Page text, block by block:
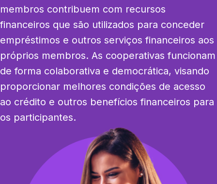
membros contribuem com recursos
financeiros que são utilizados para conceder
empréstimos e outros serviços financeiros aos
próprios membros. As cooperativas funcionam
de forma colaborativa e democrática, visando
proporcionar melhores condições de acesso
ao crédito e outros benefícios financeiros para
os participantes.